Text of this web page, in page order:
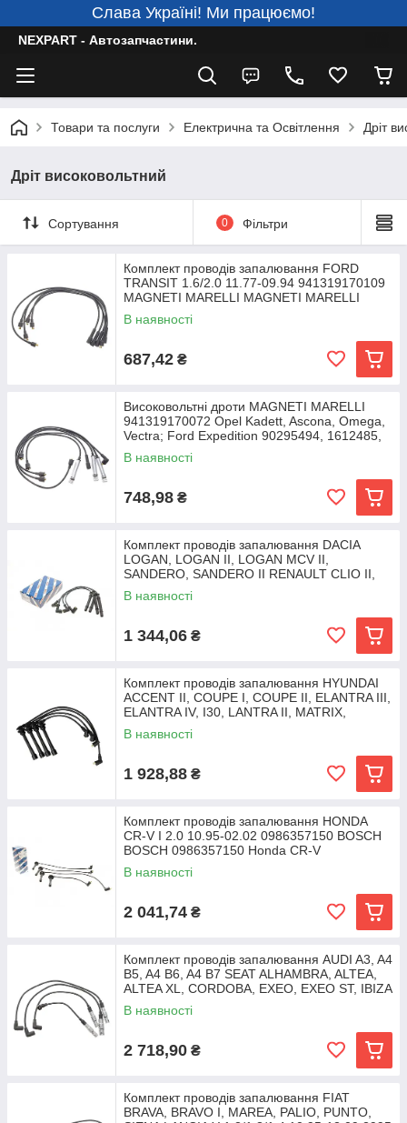
Слава Україні! Ми працюємо!
NEXPART - Автозапчастини.
Товари та послуги Електрична та Освітлення Дріт
Дріт високовольтний
Сортування 0 Фільтри
Комплект проводів запалювання FORD
TRANSIT 1.6/2.0 11.77-09.94 941319170109
MAGNETI MARELLI MAGNETI MARELLI
941319170109 Ford
В наявності
687,42 ₴
Високовольтні дроти MAGNETI MARELLI
941319170072 Opel Kadett, Ascona, Omega,
Vectra; Ford Expedition 90295494, 1612485,
90295495
В наявності
748,98 ₴
Комплект проводів запалювання DACIA
LOGAN, LOGAN II, LOGAN MCV II,
SANDERO, SANDERO II RENAULT CLIO II,
CLIO III, CLIO
В наявності
1 344,06 ₴
Комплект проводів запалювання HYUNDAI
ACCENT II, COUPE I, COUPE II, ELANTRA III,
ELANTRA IV, I30, LANTRA II, MATRIX,
TIBURON,
В наявності
1 928,88 ₴
Комплект проводів запалювання HONDA
CR-V I 2.0 10.95-02.02 0986357150 BOSCH
BOSCH 0986357150 Honda CR-V
32700PHK003, 32722P75A01
В наявності
2 041,74 ₴
Комплект проводів запалювання AUDI A3, A4
B5, A4 B6, A4 B7 SEAT ALHAMBRA, ALTEA,
ALTEA XL, CORDOBA, EXEO, EXEO ST, IBIZA
III,
В наявності
2 718,90 ₴
Комплект проводів запалювання FIAT
BRAVA, BRAVO I, MAREA, PALIO, PUNTO,